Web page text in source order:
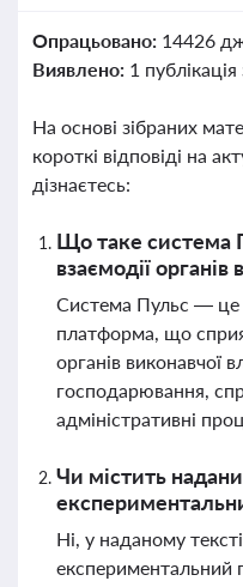
Опрацьовано: 14426
Виявлено: 1
На основі зібраних
короткі відповіді на
дізнаєтесь:
Що таке система
взаємодії
Система Пульс — це
платформа, що
органів виконавчої
господарювання,
адміністративні
Чи містить
Ні, у наданому
експериментальний